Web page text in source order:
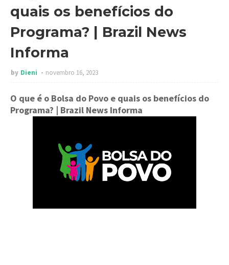
quais os benefícios do
Programa? | Brazil News
Informa
by Dieni novembro 16, 2023
O que é o Bolsa do Povo e quais os benefícios do
Programa? | Brazil News Informa